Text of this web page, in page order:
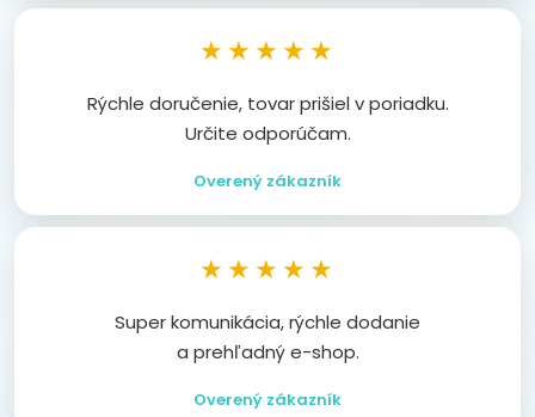
★★★★★
Rýchle doručenie, tovar prišiel v poriadku.
Určite odporúčam.
Overený zákazník
★★★★★
Super komunikácia, rýchle dodanie
a prehľadný e-shop.
Overený zákazník